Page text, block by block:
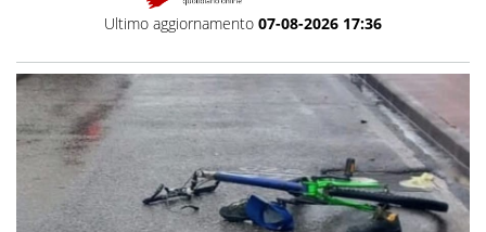
Ultimo aggiornamento 07-08-2026 17:36